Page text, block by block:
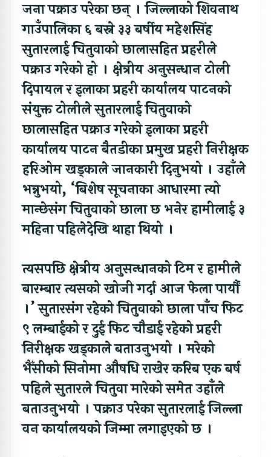
जना पक्राउ परेका छन् । जिल्लाको शिवनाथ
गाउँपालिका ६ बस्ने ३३ बर्षीय महेशसिंह
सुतारलाई चितुवाको छालासहित प्रहरीले
पक्राउ गरेको हो । क्षेत्रीय अनुसन्धान टोली
दिपायल र इलाका प्रहरी कार्यालय पाटनको
संयुक्त टोलीले सुतारलाई चितुवाको
छालासहित पक्राउ गरेको इलाका प्रहरी
कार्यालय पाटन बैतडीका प्रमुख प्रहरी निरीक्षक
हरिओम खड्काले जानकारी दिनुभयो । उहाँले
भन्नुभयो, ‘बिशेष सूचनाका आधारमा त्यो
मान्छेसंग चितुवाको छाला छ भनेर हामीलाई ३
महिना पहिलेदेखि थाहा थियो ।
त्यसपछि क्षेत्रीय अनुसन्धानको टिम र हामीले
बारम्बार त्यसको खोजी गर्दा आज फेला पार्यौं
।’ सुतारसंग रहेको चितुवाको छाला पाँच फिट
९ लम्बाईको र दुई फिट चौडाई रहेको प्रहरी
निरीक्षक खड्काले बताउनुभयो । मरेको
भैँसीको सिनोमा औषधि राखेर करिब एक बर्ष
पहिले सुतारले चितुवा मारेको समेत उहाँले
बताउनुभयो । पक्राउ परेका सुतारलाई जिल्ला
वन कार्यालयको जिम्मा लगाइएको छ ।